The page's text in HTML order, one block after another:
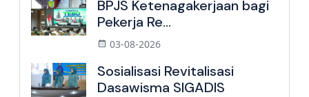
BPJS Ketenagakerjaan bagi
Pekerja Re...
03-08-2026
Sosialisasi Revitalisasi
Dasawisma SIGADIS